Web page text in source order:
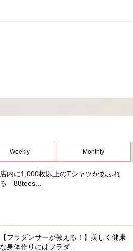
Weekly Monthly
店内に1,000枚以上のTシャツがあふれ
る「88tees...
【フラダンサーが教える！】美しく健康
な身体作りにはフラダ...